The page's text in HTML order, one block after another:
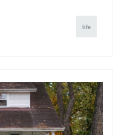
life